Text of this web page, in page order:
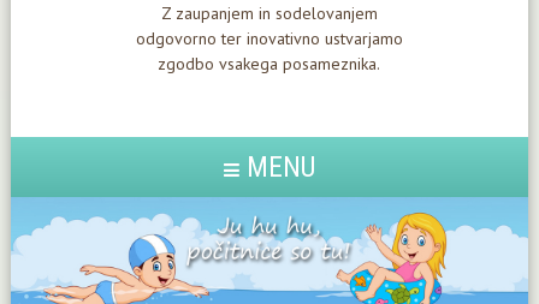
Z zaupanjem in sodelovanjem
odgovorno ter inovativno ustvarjamo
zgodbo vsakega posameznika.
MENU